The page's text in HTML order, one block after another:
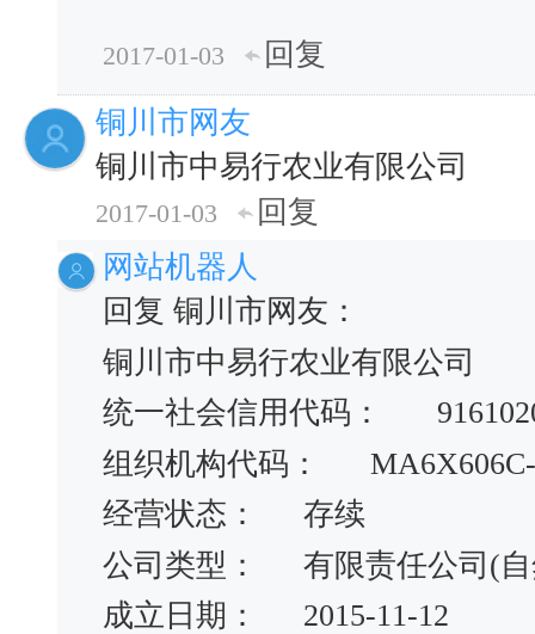
2017-01-03
回复
铜川市网友
铜川市中易行农业有限公司
2017-01-03
回复
网站机器人
回复 铜川市网友：
铜川市中易行农业有限公司
统一社会信用代码：
组织机构代码：
经营状态：
存续
公司类型：
有限责任公司(
成立日期：
2015-11-12